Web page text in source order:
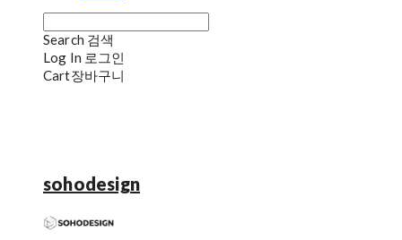
Search 검색
Log In 로그인
Cart장바구니
sohodesign